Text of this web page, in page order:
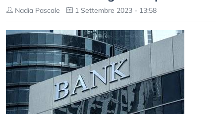
Nadia Pascale 1 Settembre 2023 - 13:58